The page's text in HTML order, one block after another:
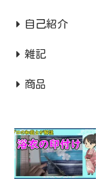
自己紹介
雑記
商品